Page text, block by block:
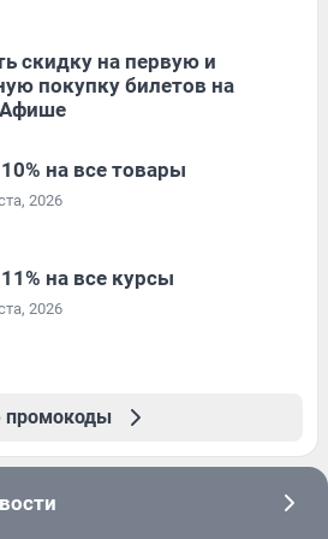
скидку на первую и
покупку билетов на
на все товары
2026
на все курсы
2026
промокоды